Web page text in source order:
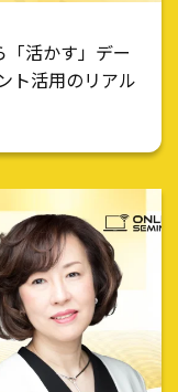
「活かす」デー
ト活用のリアル